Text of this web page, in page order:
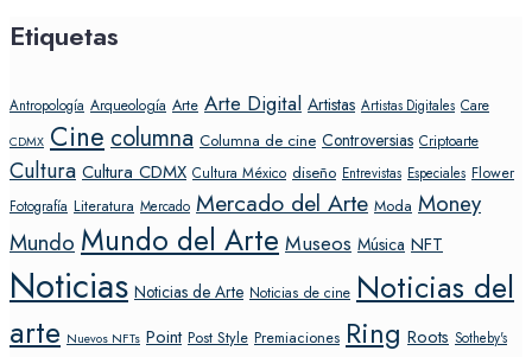
Etiquetas
Antropología Arqueología Arte Arte Digital Artistas Artistas Digitales Care
CDMX Cine columna Columna de cine Controversias Criptoarte
Cultura Cultura CDMX Cultura México diseño Entrevistas Especiales Flower
Fotografía Literatura Mercado Mercado del Arte Moda Money
Mundo Mundo del Arte Museos Música NFT
Noticias Noticias de Arte Noticias de cine Noticias del
arte Nuevos NFTs Point Post Style Premiaciones Ring Roots Sotheby's